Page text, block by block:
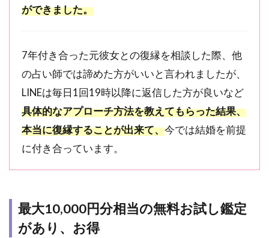
の
リ
ト
や
力
4.1
メデ
ィア
でも
人気
が多
数在
籍
ができました。
7年付き合った元彼女との復縁を相談した際、他
の占い師では諦めた方がいいと言われましたが、
LINEは毎日1回19時以降に返信した方が良いなど
具体的なアプローチ方法を教えてもらった結果、
本当に復縁することが出来て、今では結婚を前提
に付き合っています。
最大10,000円分相当の無料お試し鑑定
があり、お得